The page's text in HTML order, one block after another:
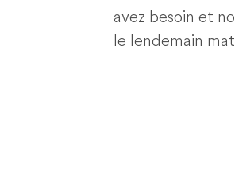
avez besoin et
le lendemain